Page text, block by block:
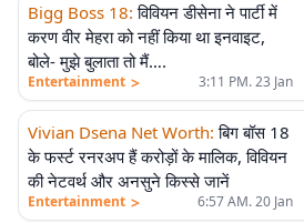
Bigg Boss 18: विवियन डीसेना ने पार्टी में
करण वीर मेहरा को नहीं किया था इनवाइट,
बोले- मुझे बुलाता तो मैं….
Entertainment > 3:11 PM. 23 Jan
Vivian Dsena Net Worth: बिग बॉस 18
के फर्स्ट रनरअप हैं करोड़ों के मालिक, विवियन
की नेटवर्थ और अनसुने किस्से जानें
Entertainment > 6:57 AM. 20 Jan